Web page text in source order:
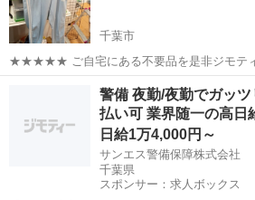
千葉市
★★★★★ ご自宅にある不要品を是非ジモティ
みしませんか？ 家電、趣味・スポーツ・レジ
衣料服飾品、生活雑貨、家具、本、CD・
ち込めます！ ※詳細はこ...
千葉市 ジーンズ/デニム
警備 夜勤/夜勤でガッ
払い可 業界随一の高
日給1万4,000円～
サンエス警備保障株式会社
千葉県
スポンサー：求人ボックス